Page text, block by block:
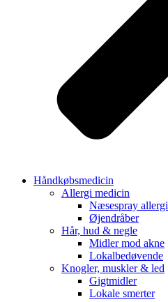
Håndkøbsmedicin
Allergi medicin
Næsespray allergi
Øjendråber
Hår, hud & negle
Midler mod akne
Lokalbedøvende
Knogler, muskler & led
Gigtmidler
Lokale smerter